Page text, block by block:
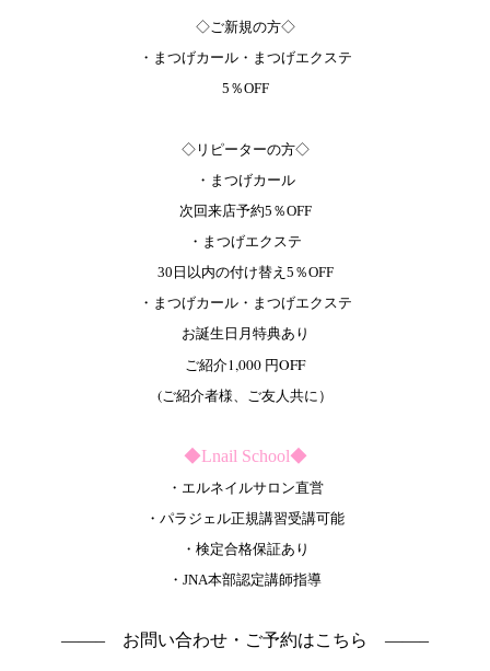
◇ご新規の方◇
・まつげカール・まつげエクステ
5％OFF
◇リピーターの方◇
・まつげカール
次回来店予約5％OFF
・まつげエクステ
30日以内の付け替え5％OFF
・まつげカール・まつげエクステ
お誕生日月特典あり
ご紹介1,000 円OFF
(ご紹介者様、ご友人共に）
◆Lnail School◆
・エルネイルサロン直営
・パラジェル正規講習受講可能
・検定合格保証あり
・JNA本部認定講師指導
——– お問い合わせ・ご予約はこちら ——–